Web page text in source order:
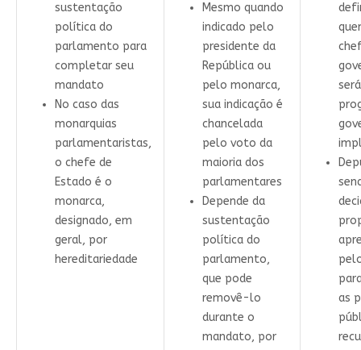
sustentação
política do
parlamento para
completar seu
mandato
No caso das
monarquias
parlamentaristas,
o chefe de
Estado é o
monarca,
designado, em
geral, por
hereditariedade
Mesmo quando
indicado pelo
presidente da
República ou
pelo monarca,
sua indicação é
chancelada
pelo voto da
maioria dos
parlamentares
Depende da
sustentação
política do
parlamento,
que pode
removê-lo
durante o
mandato, por
as